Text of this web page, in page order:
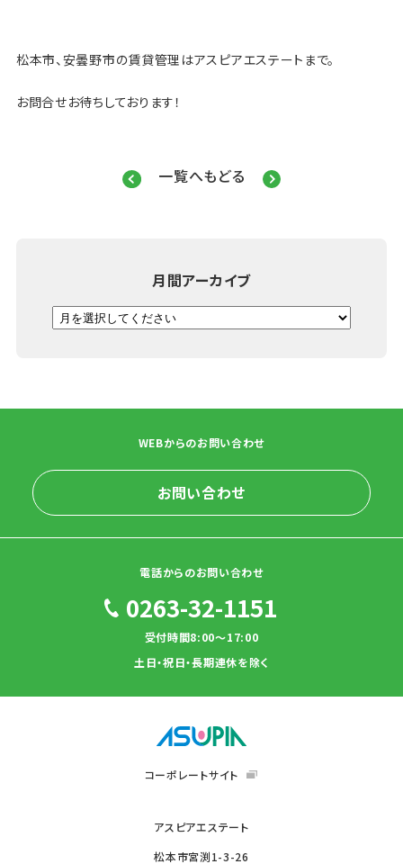
松本市、安曇野市の賃貸管理はアスピアエステートまで。
お問合せお待ちしております！
一覧へもどる
月間アーカイブ
WEBからのお問い合わせ
お問い合わせ
電話からのお問い合わせ
0263-32-1151
受付時間8:00～17:00
土日・祝日・長期連休を除く
コーポレートサイト
アスピアエステート
松本市宮渕1-3-26